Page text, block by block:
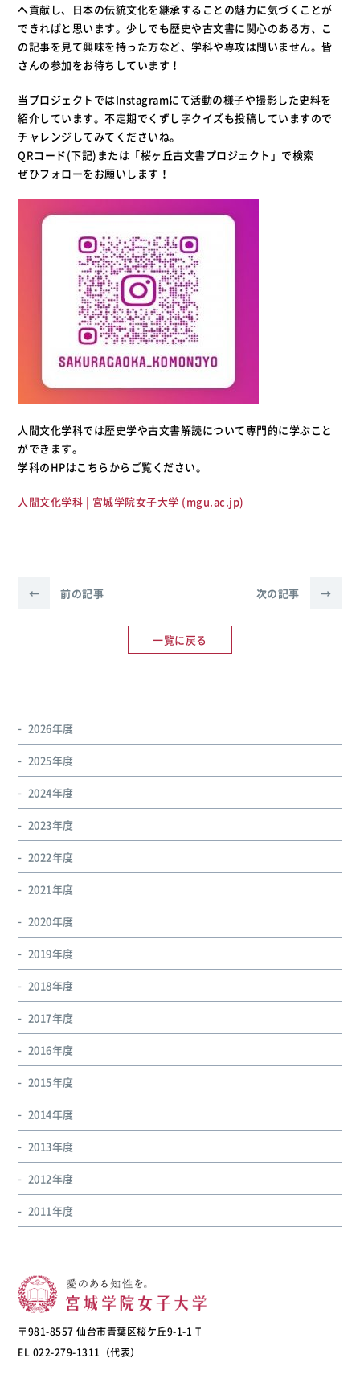
へ貢献し、日本の伝統文化を継承することの魅力に気づくことが
できればと思います。少しでも歴史や古文書に関心のある方、こ
の記事を見て興味を持った方など、学科や専攻は問いません。皆
さんの参加をお待ちしています！
当プロジェクトではInstagramにて活動の様子や撮影した史料を
紹介しています。不定期でくずし字クイズも投稿していますので
チャレンジしてみてくださいね。
QRコード(下記)または「桜ヶ丘古文書プロジェクト」で検索
ぜひフォローをお願いします！
人間文化学科では歴史学や古文書解読について専門的に学ぶこと
ができます。
学科のHPはこちらからご覧ください。
人間文化学科 | 宮城学院女子大学 (mgu.ac.jp)
← 前の記事
一覧に戻る
次の記事 →
2026年度
2025年度
2024年度
2023年度
2022年度
2021年度
2020年度
2019年度
2018年度
2017年度
2016年度
2015年度
2014年度
2013年度
2012年度
2011年度
〒981-8557 仙台市青葉区桜ケ丘9-1-1 T
EL 022-279-1311（代表）